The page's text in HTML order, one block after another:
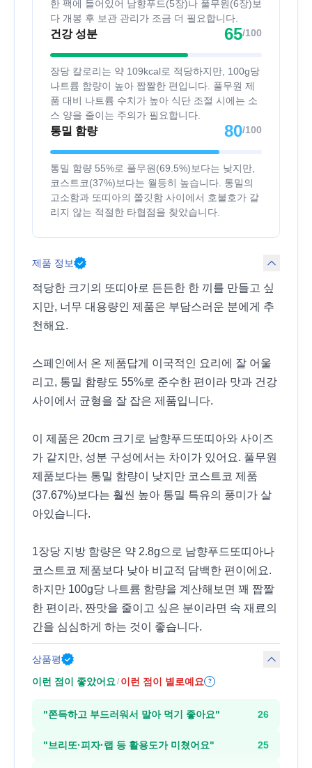
한 팩에 들어있어 남향푸드(5장)나 풀무원(6장)보
다 개봉 후 보관 관리가 조금 더 필요합니다.
건강 성분 65/100
장당 칼로리는 약 109kcal로 적당하지만, 100g당
나트륨 함량이 높아 짭짤한 편입니다. 풀무원 제
품 대비 나트륨 수치가 높아 식단 조절 시에는 소
스 양을 줄이는 주의가 필요합니다.
통밀 함량 80/100
통밀 함량 55%로 풀무원(69.5%)보다는 낮지만,
코스트코(37%)보다는 월등히 높습니다. 통밀의
고소함과 또띠아의 쫄깃함 사이에서 호불호가 갈
리지 않는 적절한 타협점을 찾았습니다.
제품 정보
적당한 크기의 또띠아로 든든한 한 끼를 만들고 싶
지만, 너무 대용량인 제품은 부담스러운 분에게 추
천해요.
스페인에서 온 제품답게 이국적인 요리에 잘 어울
리고, 통밀 함량도 55%로 준수한 편이라 맛과 건강
사이에서 균형을 잘 잡은 제품입니다.
이 제품은 20cm 크기로 남향푸드또띠아와 사이즈
가 같지만, 성분 구성에서는 차이가 있어요. 풀무원
제품보다는 통밀 함량이 낮지만 코스트코 제품
(37.67%)보다는 훨씬 높아 통밀 특유의 풍미가 살
아있습니다.
1장당 지방 함량은 약 2.8g으로 남향푸드또띠아나
코스트코 제품보다 낮아 비교적 담백한 편이에요.
하지만 100g당 나트륨 함량을 계산해보면 꽤 짭짤
한 편이라, 짠맛을 줄이고 싶은 분이라면 속 재료의
간을 심심하게 하는 것이 좋습니다.
상품평
이런 점이 좋았어요/ 이런 점이 별로예요 ?
"쫀득하고 부드러워서 말아 먹기 좋아요" 26
"브리또·피자·랩 등 활용도가 미쳤어요" 25